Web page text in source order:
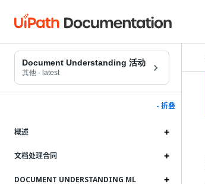
Document Understanding 活动
其他 · latest
- 折叠
概述
文档处理合同
DOCUMENT UNDERSTANDING ML